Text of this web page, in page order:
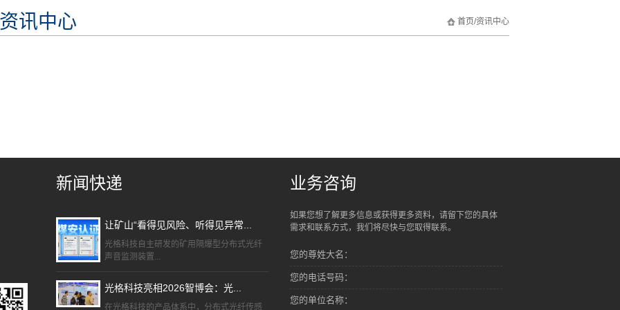
首页/资讯中心
讯中心
新闻快递
让矿山“看得见风险、听得见异常...
光格科技自主研发的矿用隔爆型分布式光纤
声音监测装置...
光格科技亮相2026智博会：光...
在光格科技的产品体系中，分布式光纤传感
业务咨询
如果您想了解更多信息或获得更多资料，请留下您的具体
需求和联系方式，我们将尽快与您取得联系。
您的尊姓大名：
您的电话号码：
您的单位名称：